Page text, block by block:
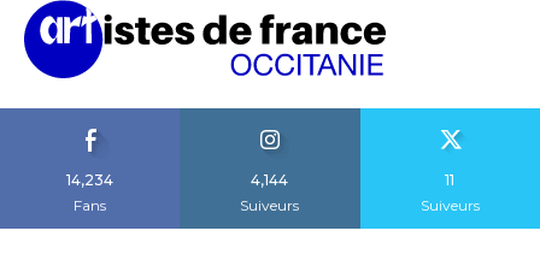
14,234
Fans
4,144
Suiveurs
11
Suiveurs